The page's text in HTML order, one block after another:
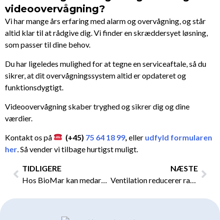
videoovervågning?
Vi har mange års erfaring med alarm og overvågning, og står
altid klar til at rådgive dig. Vi finder en skræddersyet løsning,
som passer til dine behov.
Du har ligeledes mulighed for at tegne en serviceaftale, så du
sikrer, at dit overvågningssystem altid er opdateret og
funktionsdygtigt.
Videoovervågning skaber tryghed og sikrer dig og dine
værdier.
Kontakt os på (+45) 75 64 18 99 ,eller udfyld formularen
her . Så vender vi tilbage hurtigst muligt.
Tidligere
TIDLIGERE
NÆSTE
Ventilation reducerer radon i indeklimaet